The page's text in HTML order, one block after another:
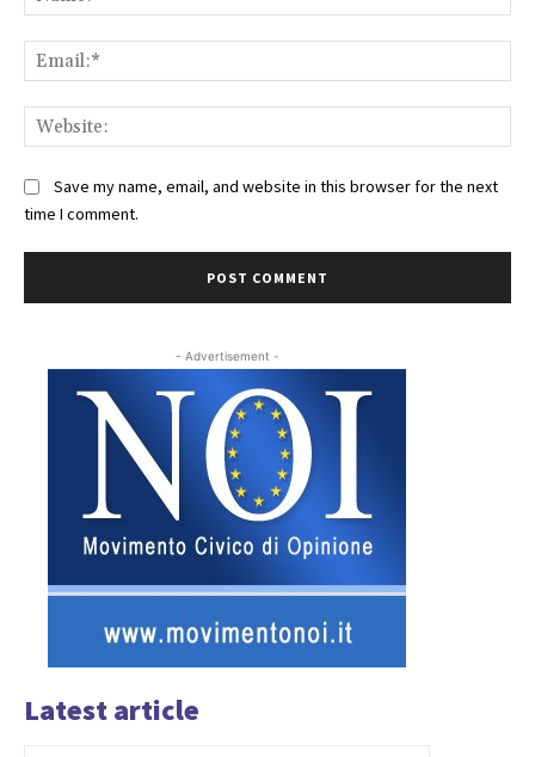
Save my name, email, and website in this browser for the next
time I comment.
- Advertisement -
Latest article